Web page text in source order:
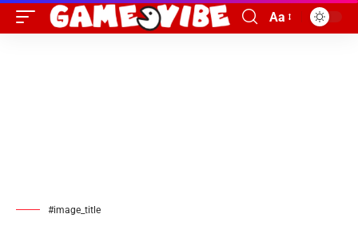
Aa
#image_title